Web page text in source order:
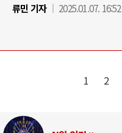
류민 기자
2025.01.07. 16:52
1 2